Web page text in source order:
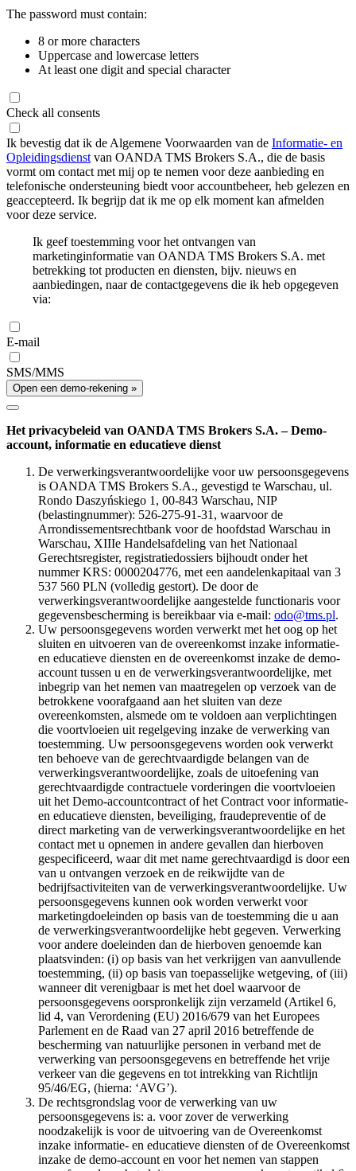
The password must contain:
8 or more characters
Uppercase and lowercase letters
At least one digit and special character
Check all consents
Ik bevestig dat ik de Algemene Voorwaarden van de Informatie- en
Opleidingsdienst van OANDA TMS Brokers S.A., die de basis
vormt om contact met mij op te nemen voor deze aanbieding en
telefonische ondersteuning biedt voor accountbeheer, heb gelezen en
geaccepteerd. Ik begrijp dat ik me op elk moment kan afmelden
voor deze service.
Ik geef toestemming voor het ontvangen van
marketinginformatie van OANDA TMS Brokers S.A. met
betrekking tot producten en diensten, bijv. nieuws en
aanbiedingen, naar de contactgegevens die ik heb opgegeven
via:
E-mail
SMS/MMS
Open een demo-rekening »
Het privacybeleid van OANDA TMS Brokers S.A. – Demo-
account, informatie en educatieve dienst
De verwerkingsverantwoordelijke voor uw persoonsgegevens
is OANDA TMS Brokers S.A., gevestigd te Warschau, ul.
Rondo Daszyńskiego 1, 00-843 Warschau, NIP
(belastingnummer): 526-275-91-31, waarvoor de
Arrondissementsrechtbank voor de hoofdstad Warschau in
Warschau, XIIIe Handelsafdeling van het Nationaal
Gerechtsregister, registratiedossiers bijhoudt onder het
nummer KRS: 0000204776, met een aandelenkapitaal van 3
537 560 PLN (volledig gestort). De door de
verwerkingsverantwoordelijke aangestelde functionaris voor
gegevensbescherming is bereikbaar via e-mail: odo@tms.pl.
Uw persoonsgegevens worden verwerkt met het oog op het
sluiten en uitvoeren van de overeenkomst inzake informatie-
en educatieve diensten en de overeenkomst inzake de demo-
account tussen u en de verwerkingsverantwoordelijke, met
inbegrip van het nemen van maatregelen op verzoek van de
betrokkene voorafgaand aan het sluiten van deze
overeenkomsten, alsmede om te voldoen aan verplichtingen
die voortvloeien uit regelgeving inzake de verwerking van
toestemming. Uw persoonsgegevens worden ook verwerkt
ten behoeve van de gerechtvaardigde belangen van de
verwerkingsverantwoordelijke, zoals de uitoefening van
gerechtvaardigde contractuele vorderingen die voortvloeien
uit het Demo-accountcontract of het Contract voor informatie-
en educatieve diensten, beveiliging, fraudepreventie of de
direct marketing van de verwerkingsverantwoordelijke en het
contact met u opnemen in andere gevallen dan hierboven
gespecificeerd, waar dit met name gerechtvaardigd is door een
van u ontvangen verzoek en de reikwijdte van de
bedrijfsactiviteiten van de verwerkingsverantwoordelijke. Uw
persoonsgegevens kunnen ook worden verwerkt voor
marketingdoeleinden op basis van de toestemming die u aan
de verwerkingsverantwoordelijke hebt gegeven. Verwerking
voor andere doeleinden dan de hierboven genoemde kan
plaatsvinden: (i) op basis van het verkrijgen van aanvullende
toestemming, (ii) op basis van toepasselijke wetgeving, of (iii)
wanneer dit verenigbaar is met het doel waarvoor de
persoonsgegevens oorspronkelijk zijn verzameld (Artikel 6,
lid 4, van Verordening (EU) 2016/679 van het Europees
Parlement en de Raad van 27 april 2016 betreffende de
bescherming van natuurlijke personen in verband met de
verwerking van persoonsgegevens en betreffende het vrije
verkeer van die gegevens en tot intrekking van Richtlijn
95/46/EG, (hierna: ‘AVG’).
De rechtsgrondslag voor de verwerking van uw
persoonsgegevens is: a. voor zover de verwerking
noodzakelijk is voor de uitvoering van de Overeenkomst
inzake informatie- en educatieve diensten of de Overeenkomst
inzake de demo-account en voor het nemen van stappen